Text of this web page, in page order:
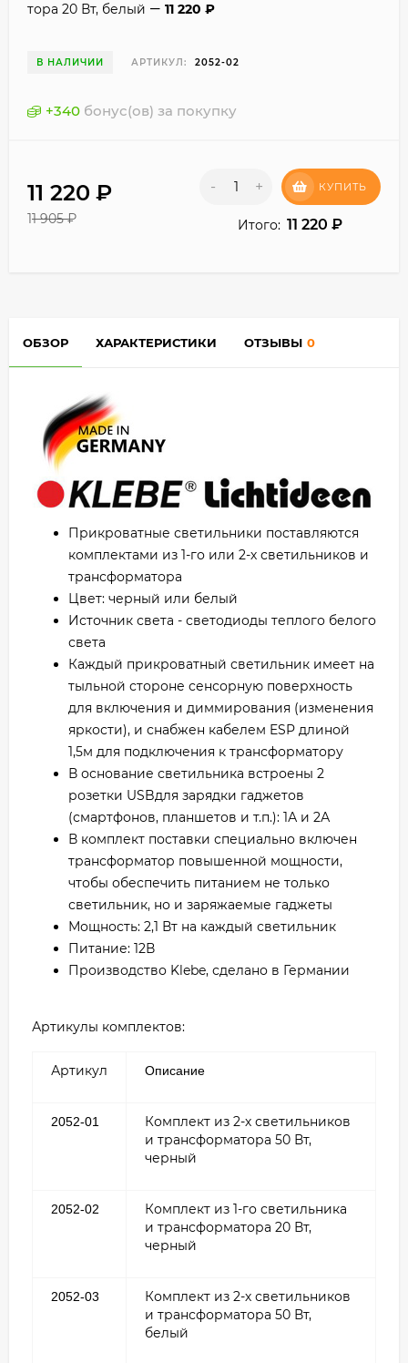
тора 20 Вт, белый
11 220 ₽
В НАЛИЧИИ АРТИКУЛ: 2052-02
+340 бонус(ов) за покупку
11 220 ₽
11 905 ₽
- + КУПИТЬ
Итого: 11 220 ₽
ОБЗОР ХАРАКТЕРИСТИКИ ОТЗЫВЫ 0
Прикроватные светильники поставляются
комплектами из 1-го или 2-х светильников и
трансформатора
Цвет: черный или белый
Источник света - светодиоды теплого белого
света
Каждый прикроватный светильник имеет на
тыльной стороне сенсорную поверхность
для включения и диммирования (изменения
яркости), и снабжен кабелем ESP длиной
1,5м для подключения к трансформатору
В основание светильника встроены 2
розетки USBдля зарядки гаджетов
(смартфонов, планшетов и т.п.): 1А и 2А
В комплект поставки специально включен
трансформатор повышенной мощности,
чтобы обеспечить питанием не только
светильник, но и заряжаемые гаджеты
Мощность: 2,1 Вт на каждый светильник
Питание: 12В
Производство Klebe, сделано в Германии
Артикулы комплектов:
Артикул Описание
2052-01
Комплект из 2-х светильников
и трансформатора 50 Вт,
черный
2052-02
Комплект из 1-го светильника
и трансформатора 20 Вт,
черный
2052-03
Комплект из 2-х светильников
и трансформатора 50 Вт,
белый